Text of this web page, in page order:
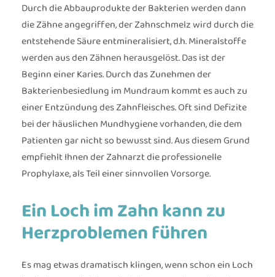
Durch die Abbauprodukte der Bakterien werden dann
die Zähne angegriffen, der Zahnschmelz wird durch die
entstehende Säure entmineralisiert, d.h. Mineralstoffe
werden aus den Zähnen herausgelöst. Das ist der
Beginn einer Karies. Durch das Zunehmen der
Bakterienbesiedlung im Mundraum kommt es auch zu
einer Entzündung des Zahnfleisches. Oft sind Defizite
bei der häuslichen Mundhygiene vorhanden, die dem
Patienten gar nicht so bewusst sind. Aus diesem Grund
empfiehlt Ihnen der Zahnarzt die professionelle
Prophylaxe, als Teil einer sinnvollen Vorsorge.
Ein Loch im Zahn kann zu
Herzproblemen führen
Es mag etwas dramatisch klingen, wenn schon ein Loch